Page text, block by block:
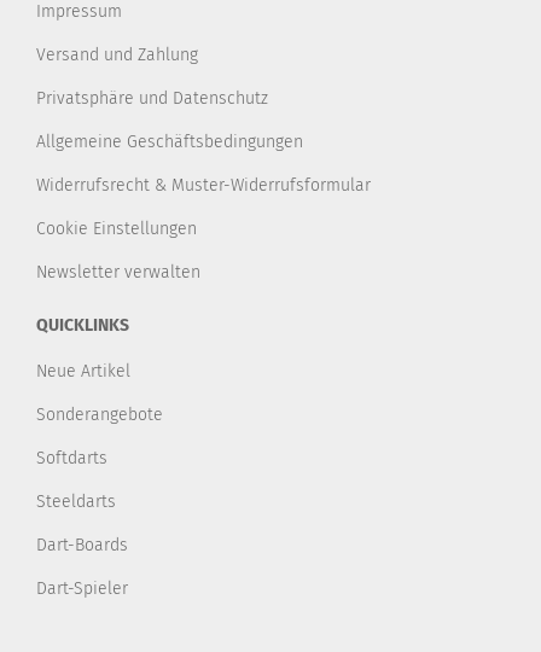
Impressum
Versand und Zahlung
Privatsphäre und Datenschutz
Allgemeine Geschäftsbedingungen
Widerrufsrecht & Muster-Widerrufsformular
Cookie Einstellungen
Newsletter verwalten
QUICKLINKS
Neue Artikel
Sonderangebote
Softdarts
Steeldarts
Dart-Boards
Dart-Spieler